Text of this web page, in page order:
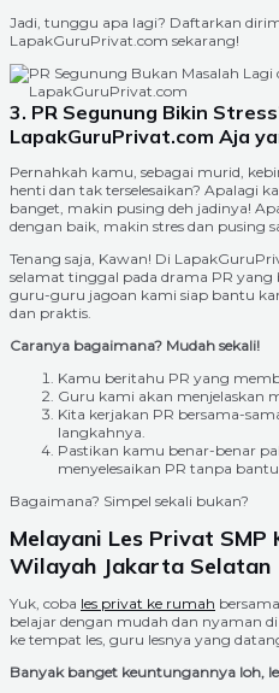
Jadi, tunggu apa lagi? Daftarkan
LapakGuruPrivat.com sekarang!
3. PR Segunung Bikin
LapakGuruPrivat.com Aja
Pernahkah kamu, sebagai murid,
henti dan tak terselesaikan? Apalagi
banget, makin pusing deh jadinya!
dengan baik, makin stres dan pusing
Tenang saja, Kawan! Di
selamat tinggal pada drama PR yang
guru-guru jagoan kami siap bantu
dan praktis.
Caranya bagaimana? Mudah sekali!
Kamu beritahu PR yang
Guru kami akan menjelaskan
Kita kerjakan PR bersama-
langkahnya.
Pastikan kamu benar-benar
menyelesaikan PR tanpa
Bagaimana? Simpel sekali bukan?
Melayani Les Privat SMP
Wilayah Jakarta Selatan
Yuk, coba les privat ke rumah
belajar dengan mudah dan nyaman
ke tempat les, guru lesnya yang
Banyak banget keuntungannya loh,